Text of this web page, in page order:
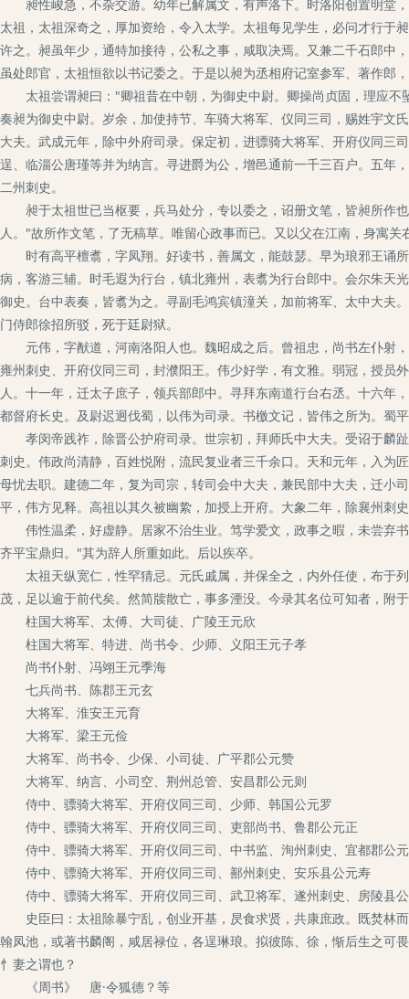
昶性峻急，不杂交游。幼年已解属文，有声洛下。时洛阳创置明堂
太祖，太祖深奇之，厚加资给，令入太学。太祖每见学生，必问才行
许之。昶虽年少，通特加接待，公私之事，咸取决焉。又兼二千石郎中
虽处郎官，太祖恒欲以书记委之。于是以昶为丞相府记室参军、著作
太祖尝谓昶曰："卿祖昔在中朝，为御史中尉。卿操尚贞固，理应不
奏昶为御史中尉。岁余，加使持节、车骑大将军、仪同三司，赐姓宇文
大夫。武成元年，除中外府司录。保定初，进骠骑大将军、开府仪同
逞、临淄公唐瑾等并为纳言。寻进爵为公，增邑通前一千三百户。五年
二州刺史。
昶于太祖世已当枢要，兵马处分，专以委之，诏册文笔，皆昶所作
人。"故所作文笔，了无稿草。唯留心政事而已。又以父在江南，身寓
时有高平檀翥，字凤翔。好读书，善属文，能鼓瑟。早为琅邪王诵
病，客游三辅。时毛遐为行台，镇北雍州，表翥为行台郎中。会尔朱天
御史。台中表奏，皆翥为之。寻副毛鸿宾镇潼关，加前将军、太中大夫
门侍郎徐招所驳，死于廷尉狱。
元伟，字猷道，河南洛阳人也。魏昭成之后。曾祖忠，尚书左仆射
雍州刺史、开府仪同三司，封濮阳王。伟少好学，有文雅。弱冠，授员
人。十一年，迁太子庶子，领兵部郎中。寻拜东南道行台右丞。十六
都督府长史。及尉迟迥伐蜀，以伟为司录。书檄文记，皆伟之所为。蜀
孝闵帝践祚，除晋公护府司录。世宗初，拜师氏中大夫。受诏于麟
刺史。伟政尚清静，百姓悦附，流民复业者三千余口。天和元年，入为
母忧去职。建德二年，复为司宗，转司会中大夫，兼民部中大夫，迁小
平，伟方见释。高祖以其久被幽絷，加授上开府。大象二年，除襄州刺
伟性温柔，好虚静。居家不治生业。笃学爱文，政事之暇，未尝弃
齐平宝鼎归。"其为辞人所重如此。后以疾卒。
太祖天纵宽仁，性罕猜忌。元氏戚属，并保全之，内外任使，布于
茂，足以逾于前代矣。然简牍散亡，事多湮没。今录其名位可知者，附
柱国大将军、太傅、大司徒、广陵王元欣
柱国大将军、特进、尚书令、少师、义阳王元子孝
尚书仆射、冯翊王元季海
七兵尚书、陈郡王元玄
大将军、淮安王元育
大将军、梁王元俭
大将军、尚书令、少保、小司徒、广平郡公元赞
大将军、纳言、小司空、荆州总管、安昌郡公元则
侍中、骠骑大将军、开府仪同三司、少师、韩国公元罗
侍中、骠骑大将军、开府仪同三司、吏部尚书、鲁郡公元正
侍中、骠骑大将军、开府仪同三司、中书监、洵州刺史、宜都郡公
侍中、骠骑大将军、开府仪同三司、鄯州刺史、安乐县公元寿
侍中、骠骑大将军、开府仪同三司、武卫将军、遂州刺史、房陵县
史臣曰：太祖除暴宁乱，创业开基，昃食求贤，共康庶政。既焚林
翰凤池，或著书麟阁，咸居禄位，各逞琳琅。拟彼陈、徐，惭后生之
忄妻之谓也？
《周书》 唐·令狐德？等